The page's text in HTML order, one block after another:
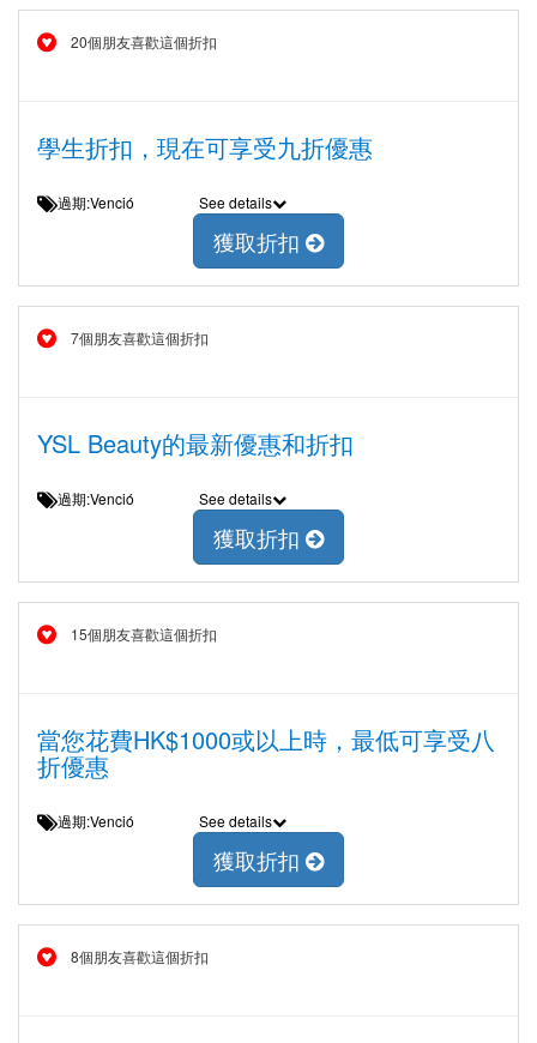
20個朋友喜歡這個折扣
學生折扣，現在可享受九折優惠
過期:Venció See details
獲取折扣
7個朋友喜歡這個折扣
YSL Beauty的最新優惠和折扣
過期:Venció See details
獲取折扣
15個朋友喜歡這個折扣
當您花費HK$1000或以上時，最低可享受八
折優惠
過期:Venció See details
獲取折扣
8個朋友喜歡這個折扣